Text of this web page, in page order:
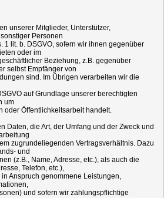
Mitglieder, Unterstützer,
Personen
lit. b. DSGVO, sofern wir ihnen gegenüber
oder im
Beziehung, z.B. gegenüber
selbst Empfänger von
sind. Im Übrigen verarbeiten wir die
auf Grundlage unserer berechtigten
um
Öffentlichkeitsarbeit handelt.
die Art, der Umfang und der Zweck und
zugrundeliegenden Vertragsverhältnis. Dazu
und
(z.B., Name, Adresse, etc.), als auch die
Telefon, etc.),
Anspruch genommene Leistungen,
und sofern wir zahlungspflichtige